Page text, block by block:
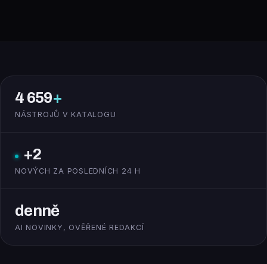
4 659+
NÁSTROJŮ V KATALOGU
+2
NOVÝCH ZA POSLEDNÍCH 24 H
denně
AI NOVINKY, OVĚŘENÉ REDAKCÍ